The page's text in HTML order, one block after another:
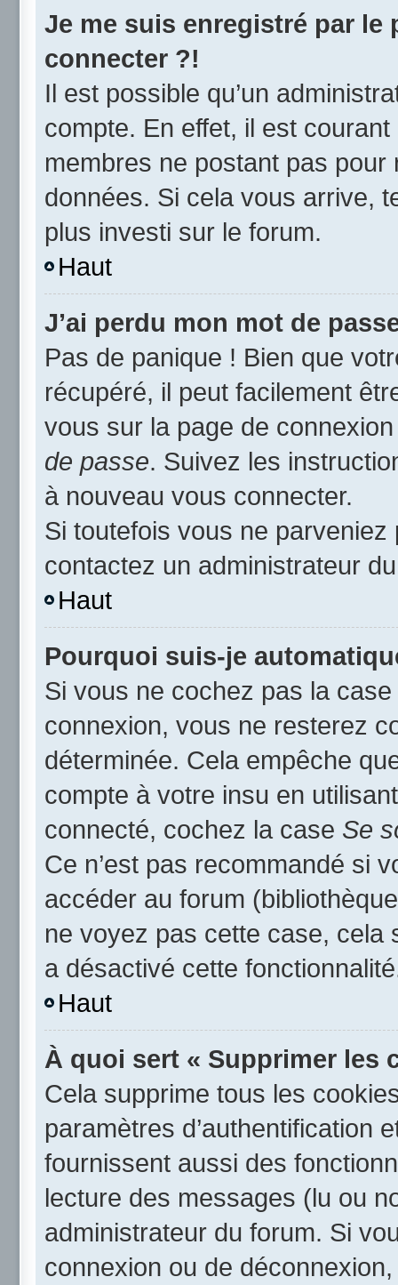
Je me suis enregistré par le
connecter ?!
Il est possible qu’un
compte. En effet, il est
membres ne postant pas
données. Si cela vous arrive,
plus investi sur le forum.
Haut
J’ai perdu mon mot de
Pas de panique ! Bien que
récupéré, il peut facilement
vous sur la page de
de passe. Suivez les
à nouveau vous connecter.
Si toutefois vous ne
contactez un administrateur
Haut
Pourquoi suis-je
Si vous ne cochez pas la case
connexion, vous ne resterez
déterminée. Cela empêche
compte à votre insu en
connecté, cochez la case Se
Ce n’est pas recommandé si
accéder au forum
ne voyez pas cette case, cela
a désactivé cette
Haut
À quoi sert « Supprimer les
Cela supprime tous les
paramètres d’authentification
fournissent aussi des
lecture des messages (lu ou
administrateur du forum. Si
connexion ou de